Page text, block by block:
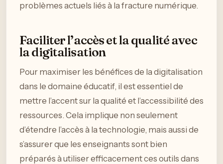
problèmes actuels liés à la fracture numérique.
Faciliter l’accès et la qualité avec
la digitalisation
Pour maximiser les bénéfices de la digitalisation
dans le domaine éducatif, il est essentiel de
mettre l’accent sur la qualité et l’accessibilité des
ressources. Cela implique non seulement
d’étendre l’accès à la technologie, mais aussi de
s’assurer que les enseignants sont bien
préparés à utiliser efficacement ces outils dans